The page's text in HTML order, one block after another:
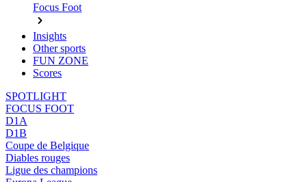
Focus Foot
Insights
Other sports
FUN ZONE
Scores
SPOTLIGHT
FOCUS FOOT
D1A
D1B
Coupe de Belgique
Diables rouges
Ligue des champions